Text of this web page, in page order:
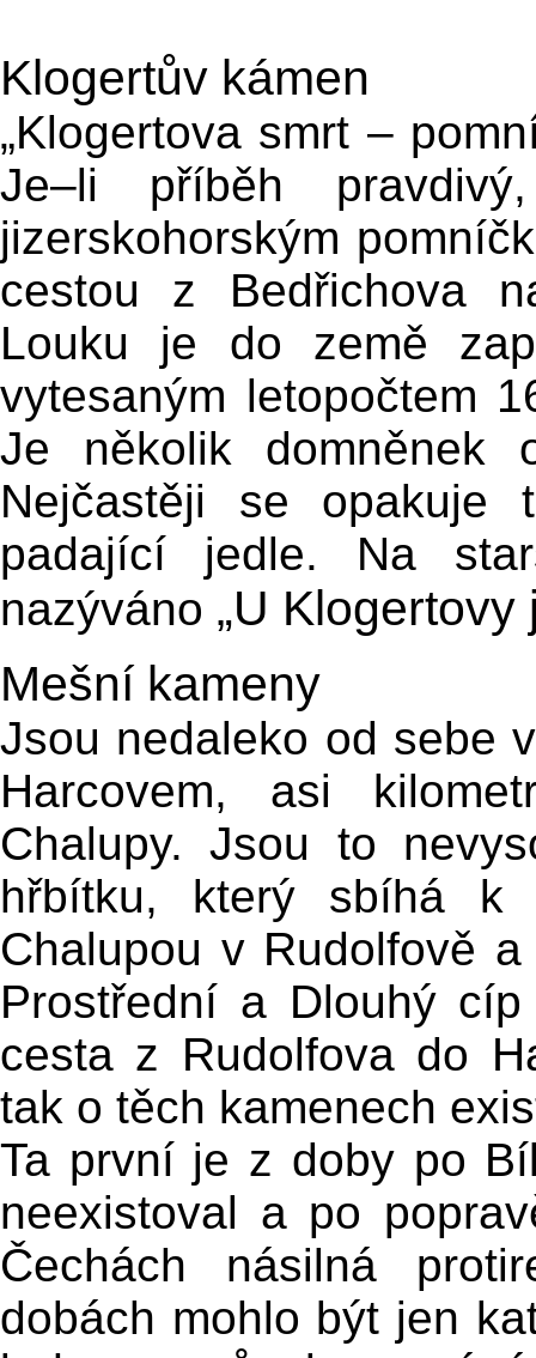
Klogertův kámen
„Klogertova smrt –
Je–li příběh
jizerskohorským
cestou z Bedřichova
Louku je do země
vytesaným letopočtem
Je několik domněnek
Nejčastěji se
padající jedle. Na
nazýváno „U Klogertovy
Mešní kameny
Jsou nedaleko od sebe
Harcovem, asi
Chalupy. Jsou to
hřbítku, který sbíhá k
Chalupou v Rudolfově
Prostřední a Dlouhý
cesta z Rudolfova do
tak o těch kamenech
Ta první je z doby po
neexistoval a po
Čechách násilná
dobách mohlo být jen